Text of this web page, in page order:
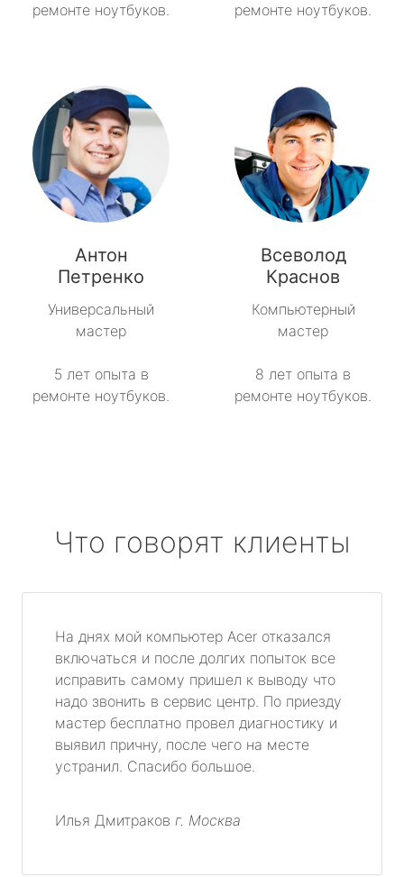
ремонте ноутбуков.
ремонте ноутбуков.
Антон
Петренко
Универсальный
мастер
5 лет опыта в
ремонте ноутбуков.
Всеволод
Краснов
Компьютерный
мастер
8 лет опыта в
ремонте ноутбуков.
Что говорят клиенты
На днях мой компьютер Acer отказался
включаться и после долгих попыток все
исправить самому пришел к выводу что
надо звонить в сервис центр. По приезду
мастер бесплатно провел диагностику и
выявил причну, после чего на месте
устранил. Спасибо большое.
Илья Дмитраков г. Москва